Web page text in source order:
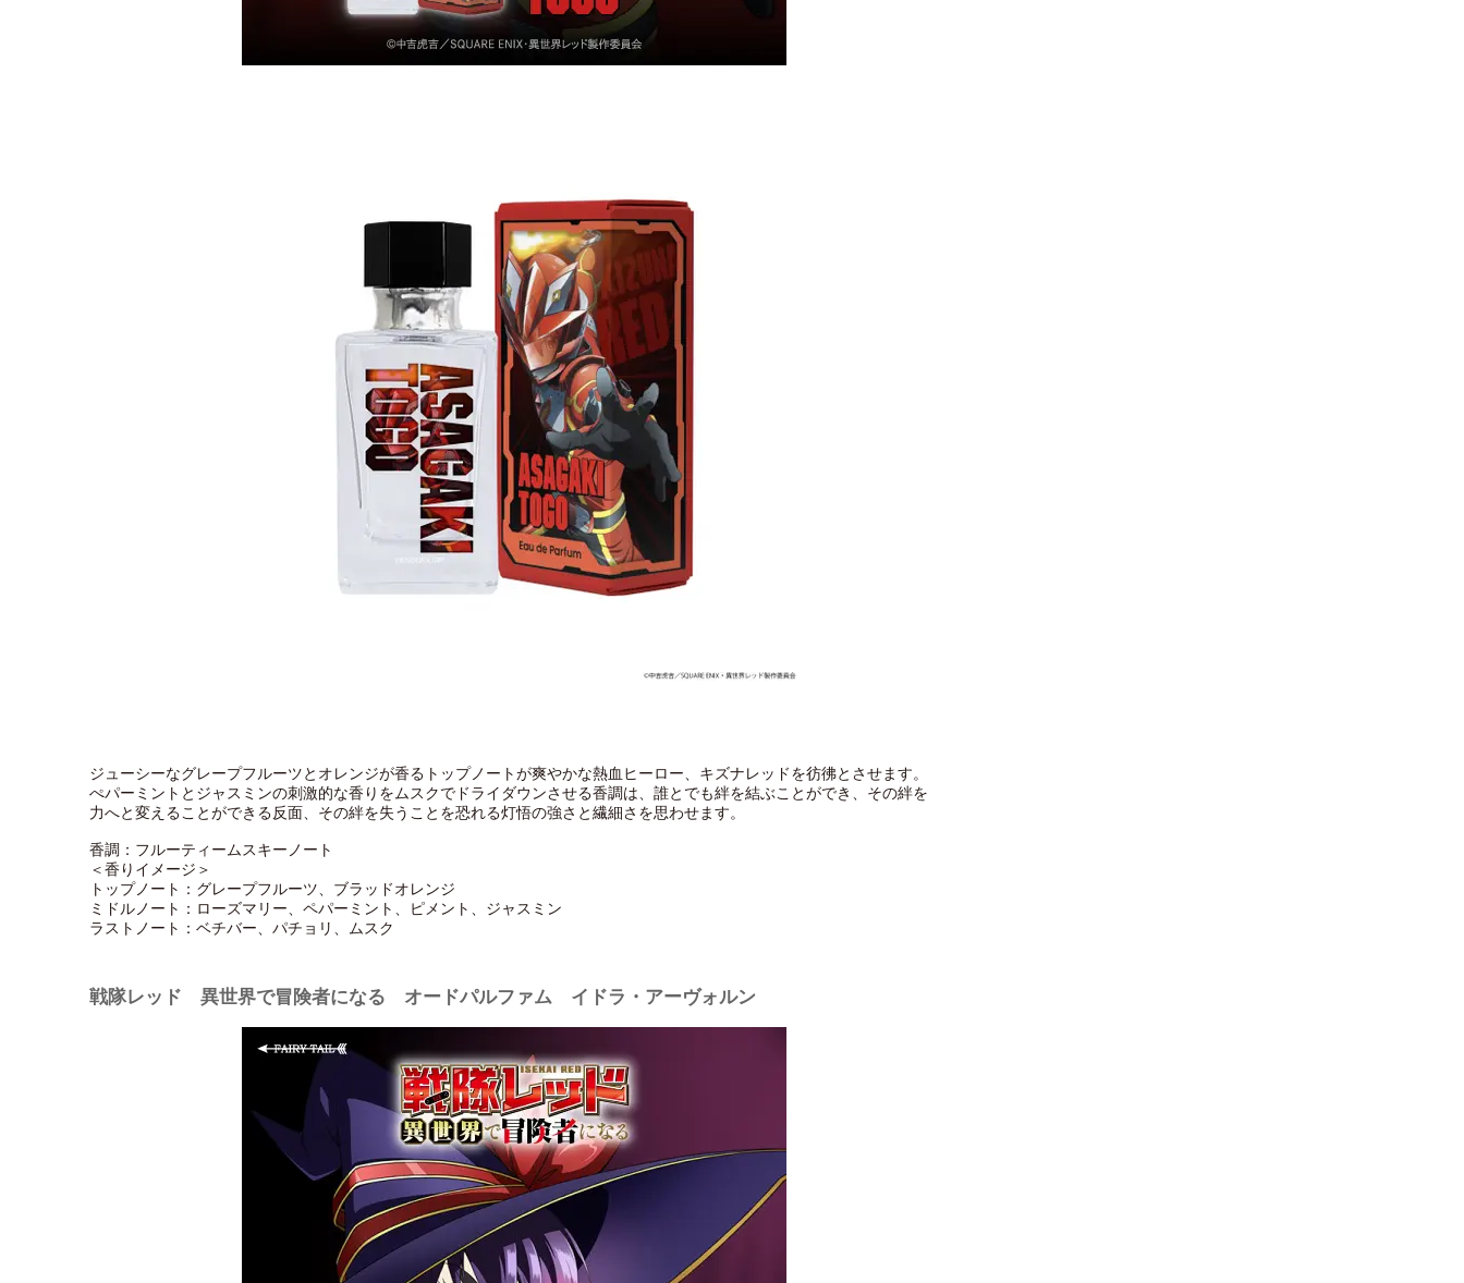
ジューシーなグレープフルーツとオレンジが香るトップノートが爽やかな熱血ヒーロー、キズナレッドを彷彿とさせます。
ぺパーミントとジャスミンの刺激的な香りをムスクでドライダウンさせる香調は、誰とでも絆を結ぶことができ、その絆を
力へと変えることができる反面、その絆を失うことを恐れる灯悟の強さと繊細さを思わせます。
香調：フルーティームスキーノート
＜香りイメージ＞
トップノート：グレープフルーツ、ブラッドオレンジ
ミドルノート：ローズマリー、ペパーミント、ピメント、ジャスミン
ラストノート：ベチバー、パチョリ、ムスク
戦隊レッド 異世界で冒険者になる オードパルファム イドラ・アーヴォルン